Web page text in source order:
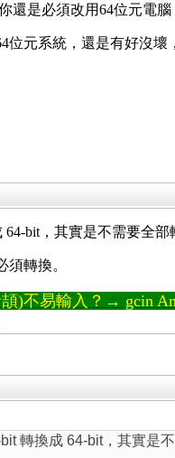
還是必須改用64位元電腦
位元系統，還是有好沒壞，
bit，其實是不需要全部
須轉換。
)不易輸入？→ gcin
轉換成 64-bit，其實是